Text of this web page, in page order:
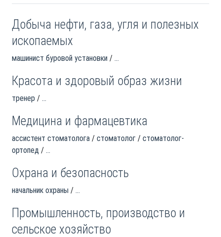
Добыча нефти, газа, угля и полезных
ископаемых
машинист буровой установки ...
Красота и здоровый образ жизни
тренер ...
Медицина и фармацевтика
ассистент стоматолога стоматолог
стоматолог-
ортопед
...
Охрана и безопасность
начальник охраны ...
Промышленность, производство и
сельское хозяйство